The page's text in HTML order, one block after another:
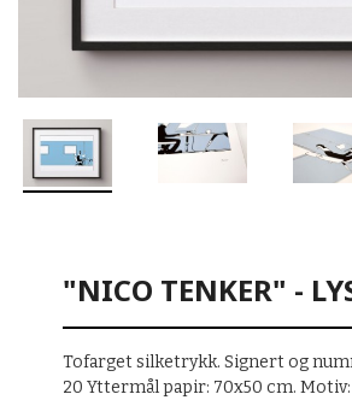
"NICO TENKER" -
Tofarget silketrykk. Signert og
20 Yttermål papir: 70x50 cm. Motiv: